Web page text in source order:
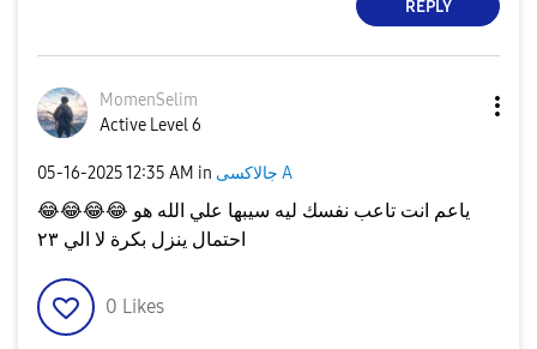
REPLY
MomenSelim
Active Level 6
‎05-16-202512:35 AM in جالاكسى A
😂😂😂😂
احتمال ينزل بكرة لا الي ٢٣
0 Likes